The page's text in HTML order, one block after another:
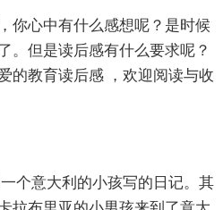
你心中有什么感想呢？是时候
。但是读后感有什么要求呢？
的教育读后感 ，欢迎阅读与收
个意大利的小孩写的日记。其